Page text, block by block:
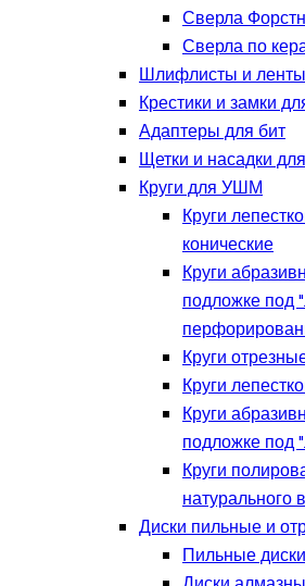
Сверла
Сверла по
Шлифлисты и ленты
Крестики и замки
Адаптеры для бит
Щетки и насадки
Круги для УШМ
Круги
конические
Круги
подложке под
Круги
Круги
Круги
подложке под
Круги
натурального
Диски пильные и
Пильные